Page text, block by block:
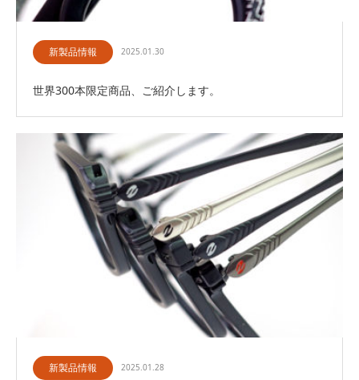
新製品情報 2025.01.30
世界300本限定商品、ご紹介します。
新製品情報 2025.01.28